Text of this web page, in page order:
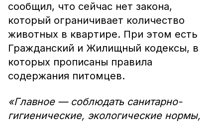
сообщил, что сейчас нет закона,
который ограничивает количество
животных в квартире. При этом есть
Гражданский и Жилищный кодексы, в
которых прописаны правила
содержания питомцев.
«Главное — соблюдать санитарно-
гигиенические, экологические нормы,